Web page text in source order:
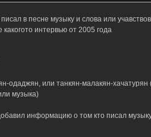
в песне музыку и слова или
интервью от 2005 года
одаджян, или танкян-малакян-
музыка)
информацию о том кто писал